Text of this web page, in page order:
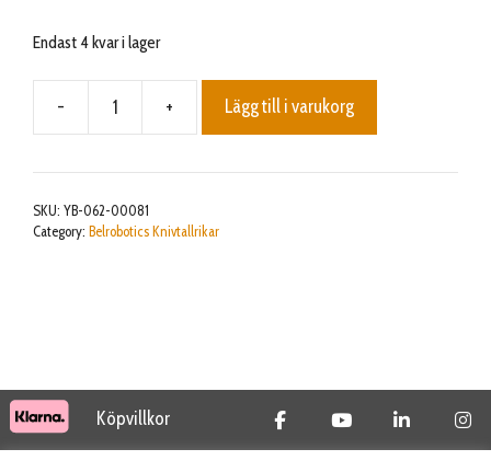
Endast 4 kvar i lager
-
Driving
upper
protection
+ Lägg till i varukorg
SKU: YB-062-00081
Category: Belrobotics Knivtallrikar
Köpvillkor